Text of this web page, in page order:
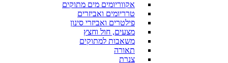
אקווריומים מים מתוקים
טרריומים ואביזרים
פילטרים ואביזרי סינון
מצעים, חול וחצץ
משאבות למתוקים
תאורה
צנרת